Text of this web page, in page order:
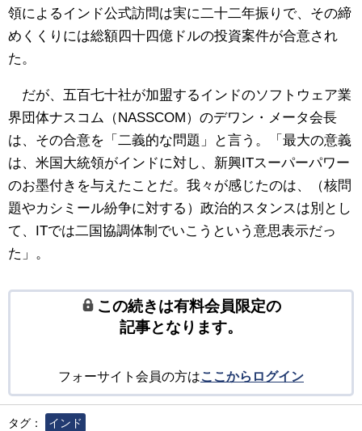
領によるインド公式訪問は実に二十二年振りで、その締
めくくりには総額四十四億ドルの投資案件が合意され
た。
だが、五百七十社が加盟するインドのソフトウェア業
界団体ナスコム（NASSCOM）のデワン・メータ会長
は、その合意を「二義的な問題」と言う。「最大の意義
は、米国大統領がインドに対し、新興ITスーパーパワー
のお墨付きを与えたことだ。我々が感じたのは、（核問
題やカシミール紛争に対する）政治的スタンスは別とし
て、ITでは二国協調体制でいこうという意思表示だっ
た」。
この続きは有料会員限定の
記事となります。
フォーサイト会員の方はここからログイン
タグ：
インド